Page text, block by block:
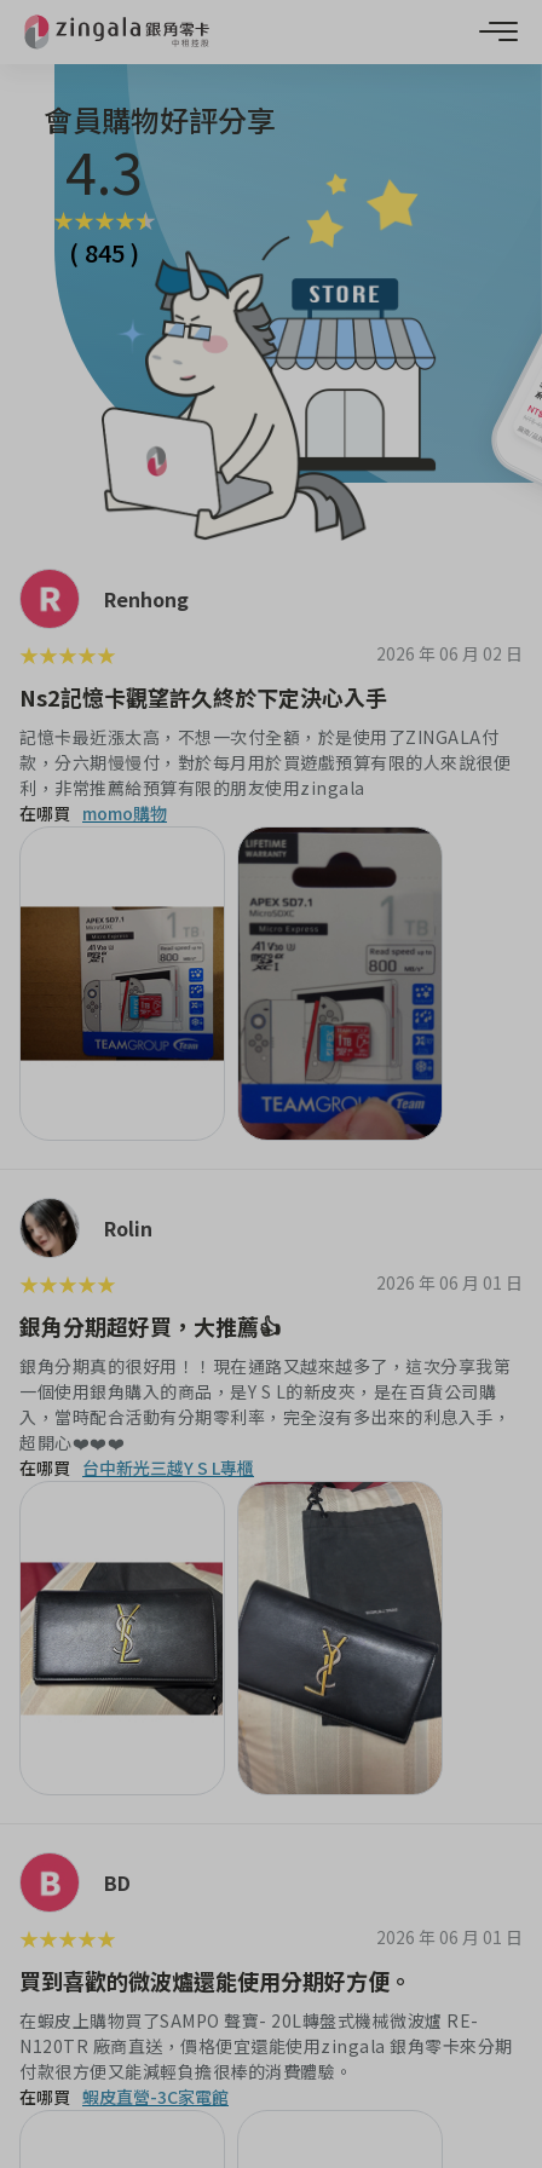
會員購物好評分享
4.3
★★★★★
( 845 )
Renhong
★★★★★ 2026 年 06 月 02 日
Ns2記憶卡觀望許久終於下定決心入手
記憶卡最近漲太高，不想一次付全額，於是使用了ZINGALA付
款，分六期慢慢付，對於每月用於買遊戲預算有限的人來說很便
利，非常推薦給預算有限的朋友使用zingala
在哪買 momo購物
Rolin
★★★★★ 2026 年 06 月 01 日
銀角分期超好買，大推薦👍
銀角分期真的很好用！！現在通路又越來越多了，這次分享我第
一個使用銀角購入的商品，是Y S L的新皮夾，是在百貨公司購
入，當時配合活動有分期零利率，完全沒有多出來的利息入手，
在哪買 台中新光三越Y S L專櫃
BD
★★★★★ 2026 年 06 月 01 日
買到喜歡的微波爐還能使用分期好方便。
在蝦皮上購物買了SAMPO 聲寶- 20L轉盤式機械微波爐 RE-
N120TR 廠商直送，價格便宜還能使用zingala 銀角零卡來分期
在哪買 蝦皮直營-3C家電館